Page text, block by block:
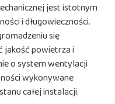
jest istotnym
i długowieczności.
się
jakość powietrza i
o system wentylacji
wykonywane
całej instalacji.